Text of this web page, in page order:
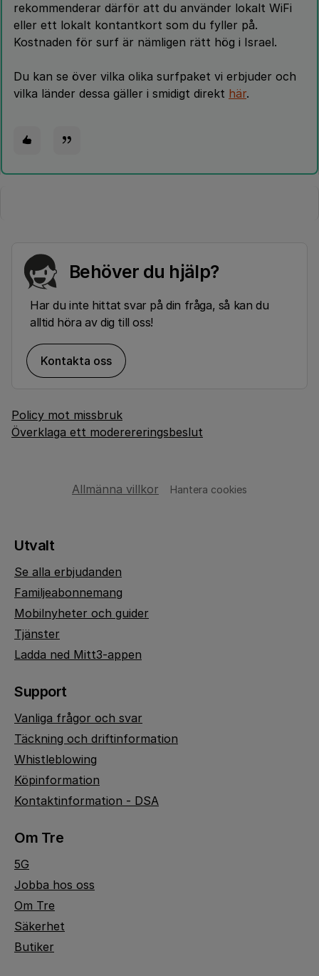
rekommenderar därför att du använder lokalt WiFi
eller ett lokalt kontantkort som du fyller på.
Kostnaden för surf är nämligen rätt hög i Israel.
Du kan se över vilka olika surfpaket vi erbjuder och
vilka länder dessa gäller i smidigt direkt här.
Behöver du hjälp?
Har du inte hittat svar på din fråga, så kan du
alltid höra av dig till oss!
Kontakta oss
Policy mot missbruk
Överklaga ett moderereringsbeslut
Allmänna villkor Hantera cookies
Utvalt
Se alla erbjudanden
Familjeabonnemang
Mobilnyheter och guider
Tjänster
Ladda ned Mitt3-appen
Support
Vanliga frågor och svar
Täckning och driftinformation
Whistleblowing
Köpinformation
Kontaktinformation - DSA
Om Tre
5G
Jobba hos oss
Om Tre
Säkerhet
Butiker